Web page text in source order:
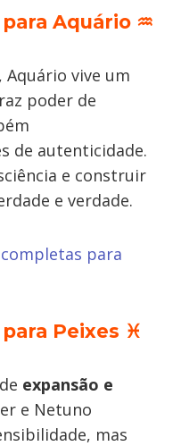
Aquário ♒
, Aquário vive um
poder de
de autenticidade.
e construir
e verdade.
para
Peixes ♓
expansão e
e Netuno
mas